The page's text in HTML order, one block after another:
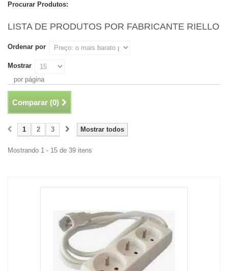
Procurar Produtos:
LISTA DE PRODUTOS POR FABRICANTE RIELLO
Ordenar por
Mostrar
por página
Comparar (0)
Mostrar todos
1 2 3
Mostrando 1 - 15 de 39 itens